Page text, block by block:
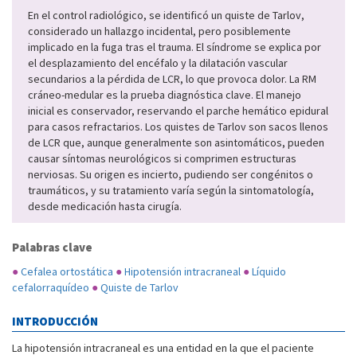
En el control radiológico, se identificó un quiste de Tarlov,
considerado un hallazgo incidental, pero posiblemente
implicado en la fuga tras el trauma. El síndrome se explica por
el desplazamiento del encéfalo y la dilatación vascular
secundarios a la pérdida de LCR, lo que provoca dolor. La RM
cráneo-medular es la prueba diagnóstica clave. El manejo
inicial es conservador, reservando el parche hemático epidural
para casos refractarios. Los quistes de Tarlov son sacos llenos
de LCR que, aunque generalmente son asintomáticos, pueden
causar síntomas neurológicos si comprimen estructuras
nerviosas. Su origen es incierto, pudiendo ser congénitos o
traumáticos, y su tratamiento varía según la sintomatología,
desde medicación hasta cirugía.
Palabras clave
●Cefalea ortostática ●Hipotensión intracraneal ●Líquido
cefalorraquídeo ●Quiste de Tarlov
INTRODUCCIÓN
La hipotensión intracraneal es una entidad en la que el paciente